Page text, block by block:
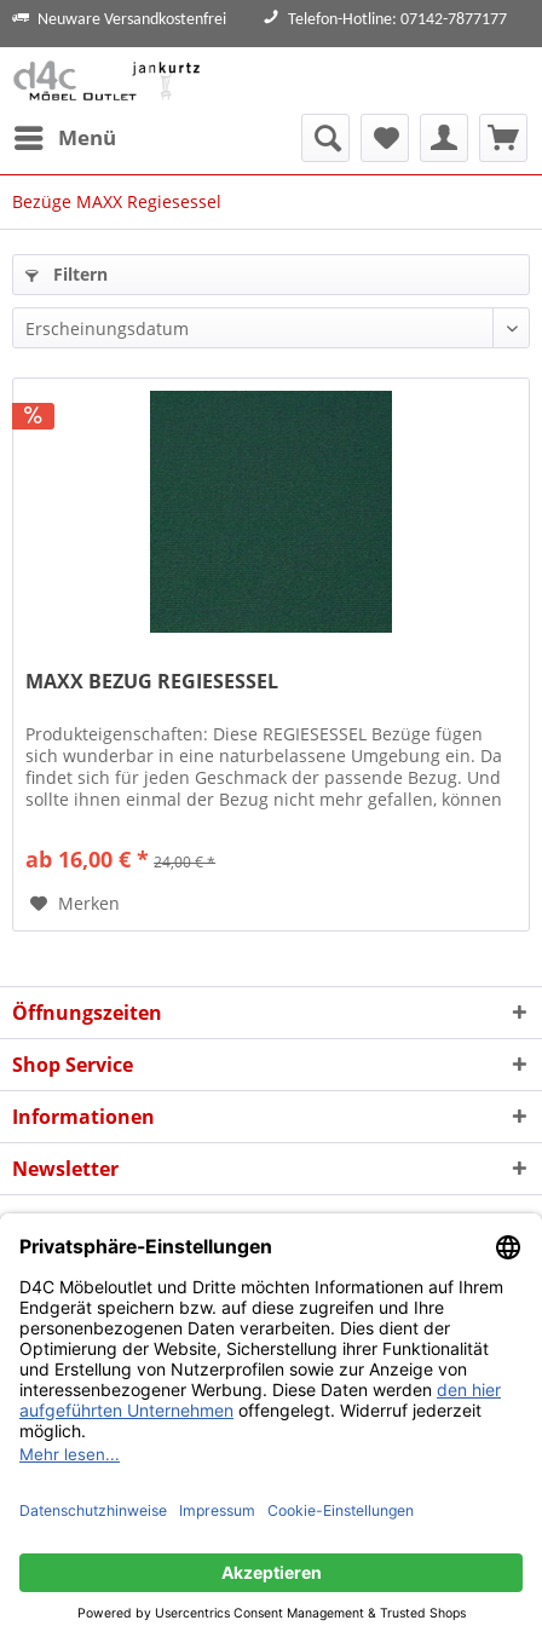
Neuware Versandkostenfrei Telefon-Hotline: 07142-7877177
Menü
Bezüge MAXX Regiesessel
Filtern
MAXX BEZUG REGIESESSEL
Produkteigenschaften: Diese REGIESESSEL Bezüge fügen
sich wunderbar in eine naturbelassene Umgebung ein. Da
findet sich für jeden Geschmack der passende Bezug. Und
sollte ihnen einmal der Bezug nicht mehr gefallen, können
ab 16,00 € * 24,00 € *
Merken
Öffnungszeiten
Shop Service
Informationen
Newsletter
* Alle Preise inkl. gesetzl. Mehrwertsteuer zzgl. evtl.
und
ggf. Nachnahmegebühren, wenn nicht anders beschrieben
Copyright © d4c Möbel Outlet - Alle Rechte vorbehalten
Diese Website benutzt Cookies, die für den technischen Betrieb
der Website erforderlich sind und stets gesetzt werden.
Andere Cookies, die den Komfort bei Benutzung dieser Website
erhöhen, der Direktwerbung dienen oder die Interaktion mit
sollen, werden nur mit Ihrer Zustimmung gesetzt.
Ablehnen Alle akzeptieren Konfigurieren